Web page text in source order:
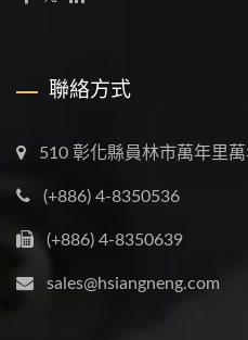
聯絡方式
510 彰化縣員林市萬年里
(+886) 4-8350536
(+886) 4-8350639
sales@hsiangneng.com